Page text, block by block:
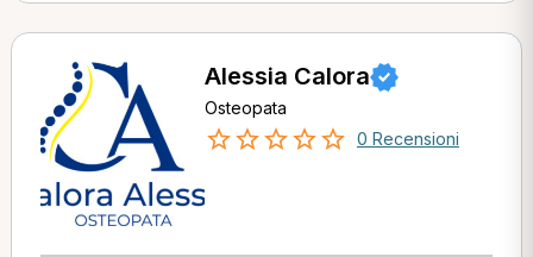
Alessia Calora
Osteopata
0 Recensioni